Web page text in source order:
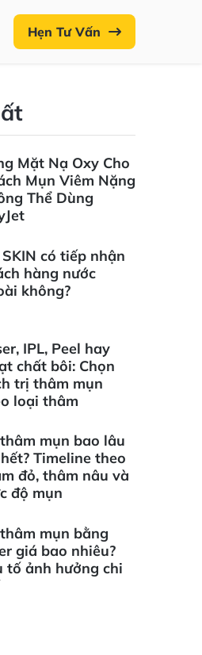
Hẹn Tư Vấn
Mặt Nạ Oxy Cho
Mụn Viêm Nặng
Thể Dùng
SKIN có tiếp nhận
hàng nước
không?
IPL, Peel hay
chất bôi: Chọn
trị thâm mụn
loại thâm
mụn bao lâu
Timeline theo
đỏ, thâm nâu và
độ mụn
mụn bằng
giá bao nhiêu?
tố ảnh hưởng chi